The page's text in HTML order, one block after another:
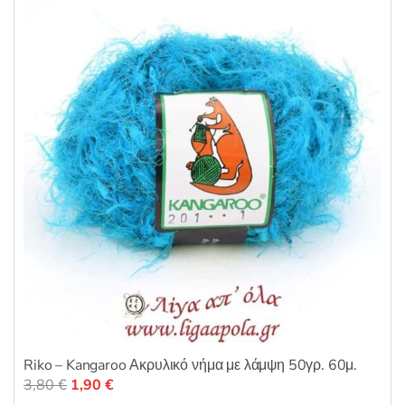
μπορούν
να
επιλεγούν
στη
σελίδα
του
προϊόντος
Riko – Kangaroo Ακρυλικό νήμα με λάμψη 50γρ. 60μ.
3,80€ Original
1,90 €Η